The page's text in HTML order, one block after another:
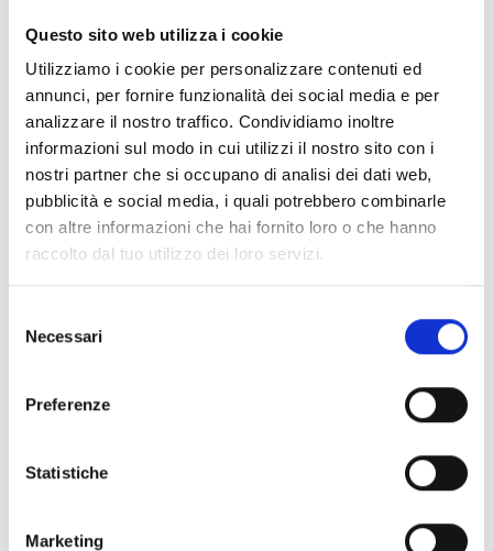
Questo sito web utilizza i cookie
Utilizziamo i cookie per personalizzare contenuti ed
annunci, per fornire funzionalità dei social media e per
analizzare il nostro traffico. Condividiamo inoltre
informazioni sul modo in cui utilizzi il nostro sito con i
nostri partner che si occupano di analisi dei dati web,
pubblicità e social media, i quali potrebbero combinarle
con altre informazioni che hai fornito loro o che hanno
raccolto dal tuo utilizzo dei loro servizi.
delNecessari
Preferenze
Statistiche
Marketing
SCOPRI